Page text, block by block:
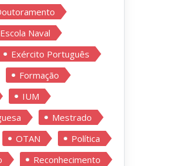
Escola Naval
Exército Português
Formação
IUM
Mestrado
OTAN
Política
Reconhecimento